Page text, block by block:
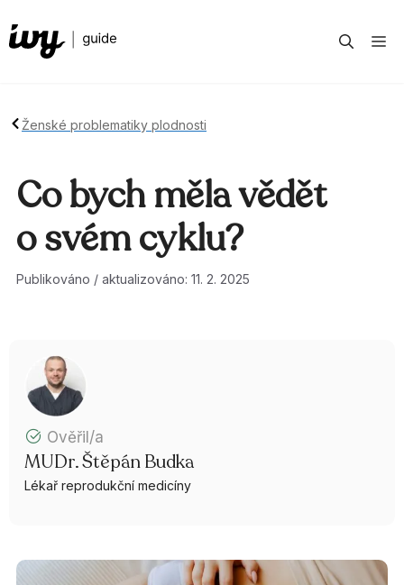
na
obsah
Ženské problematiky plodnosti
Co bych měla vědět
o svém cyklu?
Publikováno / aktualizováno: 11. 2. 2025
Ověřil/a
MUDr. Štěpán Budka
Lékař reprodukční medicíny